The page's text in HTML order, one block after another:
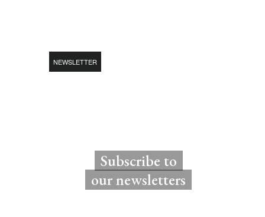
NEWSLETTER
Subscribe to
our newsletters